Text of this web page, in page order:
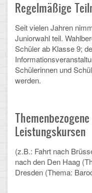
Umwahl 11. Kl.
Wahlfächer
TERMINE
Nextcloud (Eigene
Gitlab
Regelmäßige
Seit vielen Jahren
Juniorwahl teil.
Schüler ab Klasse 9;
Schülerinnen und
werden.
Leistungskursen
(z.B.: Fahrt nach
nach den Den Haag
Dresden (Thema: